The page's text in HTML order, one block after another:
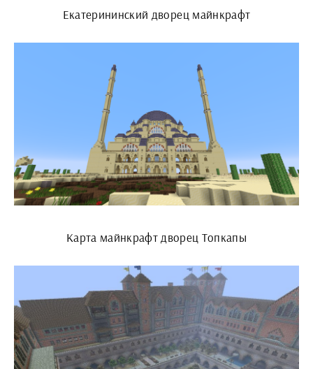
Екатерининский дворец майнкрафт
Карта майнкрафт дворец Топкапы